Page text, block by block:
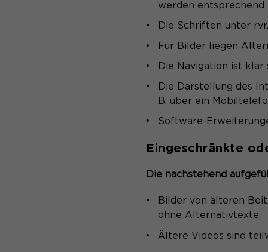
werden entsprechend
Die Schriften unter
Für Bilder liegen
Die Navigation ist
Die Darstellung des
B. über ein
Software-
Eingeschränkte
Die nachstehend
Bilder von älteren
ohne Alternativtexte.
Ältere Videos sind